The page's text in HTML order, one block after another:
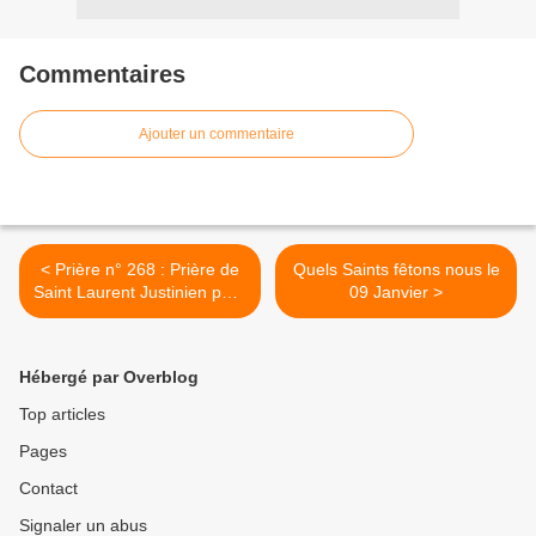
Commentaires
Ajouter un commentaire
< Prière n° 268 : Prière de
Saint Laurent Justinien pour
l'Ascension du Christ.
Quels Saints fêtons nous le
09 Janvier >
Hébergé par Overblog
Top articles
Pages
Contact
Signaler un abus